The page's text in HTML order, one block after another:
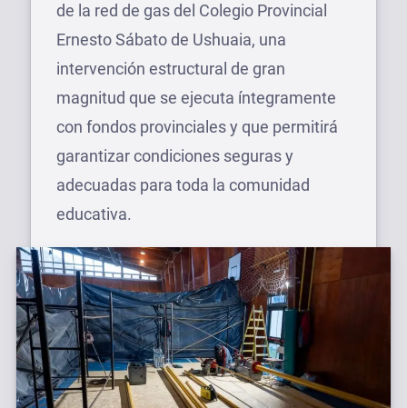
de la red de gas del Colegio Provincial
Ernesto Sábato de Ushuaia, una
intervención estructural de gran
magnitud que se ejecuta íntegramente
con fondos provinciales y que permitirá
garantizar condiciones seguras y
adecuadas para toda la comunidad
educativa.